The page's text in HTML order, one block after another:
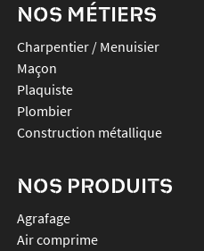
NOS MÉTIERS
Charpentier / Menuisier
Maçon
Plaquiste
Plombier
Construction métallique
NOS PRODUITS
agrafage
air comprime